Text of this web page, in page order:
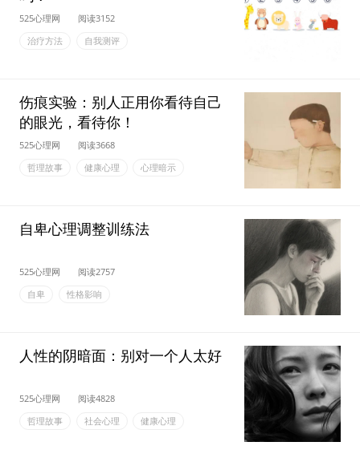
525心理网
阅读3152
治疗方法
自我测评
伤痕实验：别人正用你看待自己
的眼光，看待你！
525心理网
阅读3668
哲理故事
健康心理 心理暗示
自卑心理调整训练法
525心理网
阅读2757
自卑
性格影响
人性的阴暗面：别对一个人太好
525心理网
阅读4828
哲理故事
社会心理 健康心理